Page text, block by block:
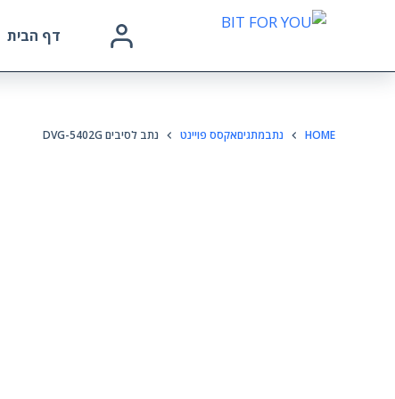
דף הבית
HOME נתבמתגיםאקסס פויינט נתב לסיבים DVG-5402G